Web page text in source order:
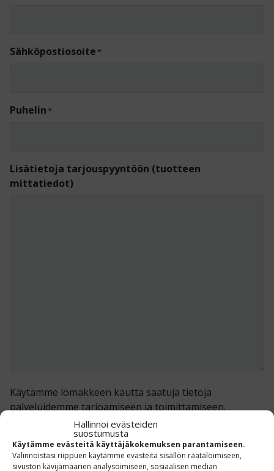
Hallinnoi evästeiden
suostumusta
Käytämme evästeitä käyttäjäkokemuksen parantamiseen.
Valinnoistasi riippuen käytämme evästeitä sisällön räätälöimiseen,
sivuston kävijämäärien analysoimiseen, sosiaalisen median
Sähköpostiosoite*
Puhelin*
Lisätietoja tarjouspyyntöön (tuotteen
mittatiedot)
Käytämme lomakkeen kautta saatuja tietoja
palveluidemme tarjoamiseen ja toimittamiseen.
Lisätietoja löydätTurun Hylly- ja Trukkitalo Oy:n
tietosuojaselosteesta »